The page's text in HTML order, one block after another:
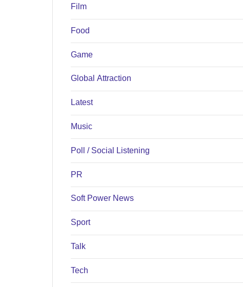
Film
Food
Game
Global Attraction
Latest
Music
Poll / Social Listening
PR
Soft Power News
Sport
Talk
Tech